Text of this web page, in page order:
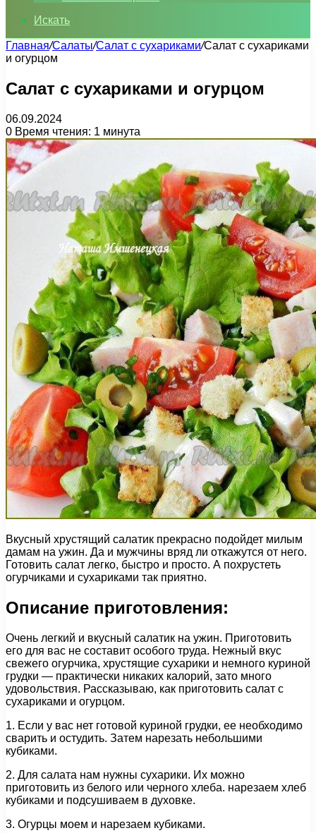
Искать
Главная/Салаты/Салат с сухариками/Салат с сухариками
и огурцом
Салат с сухариками и огурцом
06.09.2024
0 Время чтения: 1 минута
Вкусный хрустящий салатик прекрасно подойдет милым
дамам на ужин. Да и мужчины вряд ли откажутся от него.
Готовить салат легко, быстро и просто. А похрустеть
огурчиками и сухариками так приятно.
Описание приготовления:
Очень легкий и вкусный салатик на ужин. Приготовить
его для вас не составит особого труда. Нежный вкус
свежего огурчика, хрустящие сухарики и немного куриной
грудки — практически никаких калорий, зато много
удовольствия. Рассказываю, как приготовить салат с
сухариками и огурцом.
1. Если у вас нет готовой куриной грудки, ее необходимо
сварить и остудить. Затем нарезать небольшими
кубиками.
2. Для салата нам нужны сухарики. Их можно
приготовить из белого или черного хлеба. нарезаем хлеб
кубиками и подсушиваем в духовке.
3. Огурцы моем и нарезаем кубиками.